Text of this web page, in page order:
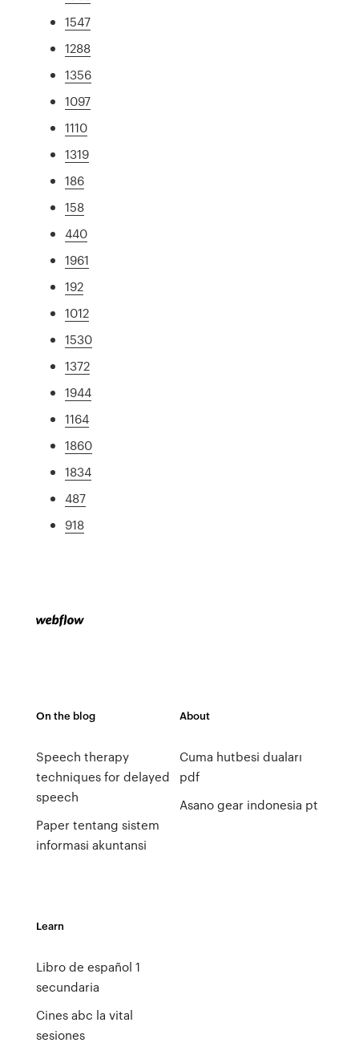
1547
1288
1356
1097
1110
1319
186
158
440
1961
192
1012
1530
1372
1944
1164
1860
1834
487
918
On the blog
Speech therapy
techniques for delayed
speech
Paper tentang sistem
informasi akuntansi
About
Cuma hutbesi duaları
pdf
Asano gear indonesia pt
Learn
Libro de español 1
secundaria
Cines abc la vital
sesiones